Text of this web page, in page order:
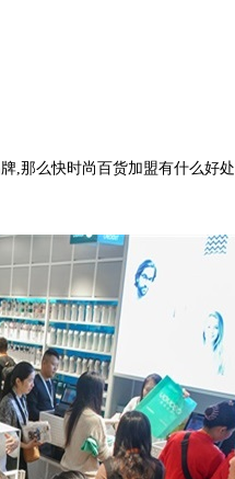
那么快时尚百货加盟有什么好